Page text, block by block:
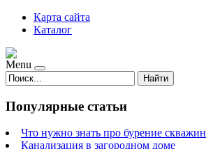
Карта сайта
Каталог
Menu
Найти
Популярные статьи
Что нужно знать про бурение скважин
Канализация в загородном доме